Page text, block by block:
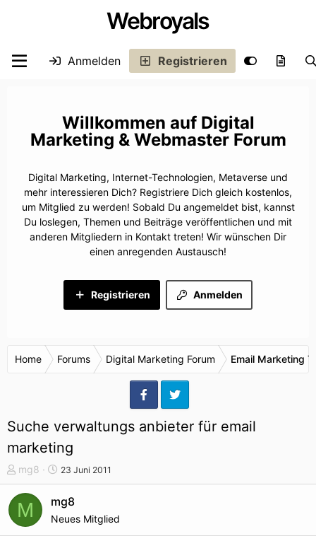
Webroyals
Anmelden Registrieren
Digital
Marketing & Webmaster Forum
Digital Marketing, Internet-Technologien, Metaverse und
mehr interessieren Dich? Registriere Dich gleich kostenlos,
um Mitglied zu werden! Sobald Du angemeldet bist, kannst
Du loslegen, Themen und Beiträge veröffentlichen und mit
anderen Mitgliedern in Kontakt treten! Wir wünschen Dir
einen anregenden Austausch!
Anmelden
Registrieren
Home Forums Digital Marketing Forum Email Marketing
Suche verwaltungs anbieter für email
marketing
T
h
e
m
e
mg8
S
t
a
23 Juni 2011
M mg8
Neues Mitglied